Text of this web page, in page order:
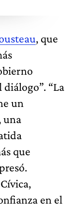
, que
“La
un
una
que
en el